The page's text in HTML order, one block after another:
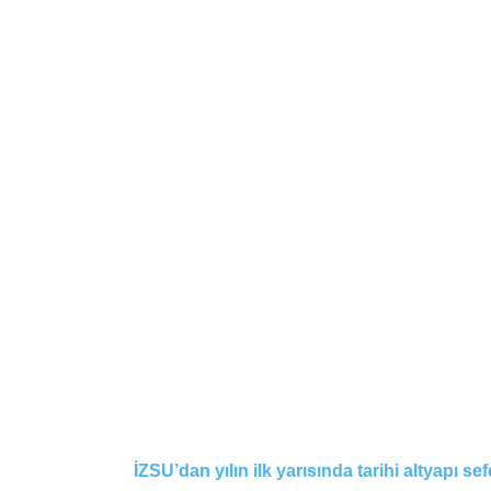
İZSU’dan yılın ilk yarısında tarihi altyapı